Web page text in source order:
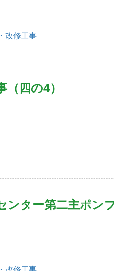
改修工事
（四の4）
ンター第二主ポン
改修工事